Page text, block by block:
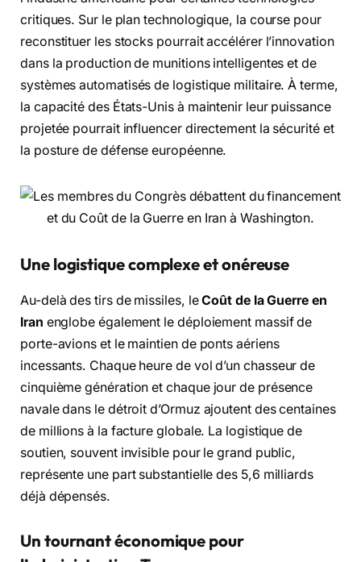
critiques. Sur le plan technologique, la course pour
reconstituer les stocks pourrait accélérer l’innovation
dans la production de munitions intelligentes et de
systèmes automatisés de logistique militaire. À terme,
la capacité des États-Unis à maintenir leur puissance
projetée pourrait influencer directement la sécurité et
la posture de défense européenne.
Une logistique complexe et onéreuse
Au-delà des tirs de missiles, leCoût de la Guerre en
Iran englobe également le déploiement massif de
porte-avions et le maintien de ponts aériens
incessants. Chaque heure de vol d’un chasseur de
cinquième génération et chaque jour de présence
navale dans le détroit d’Ormuz ajoutent des centaines
de millions à la facture globale. La logistique de
soutien, souvent invisible pour le grand public,
représente une part substantielle des 5,6 milliards
déjà dépensés.
Un tournant économique pour